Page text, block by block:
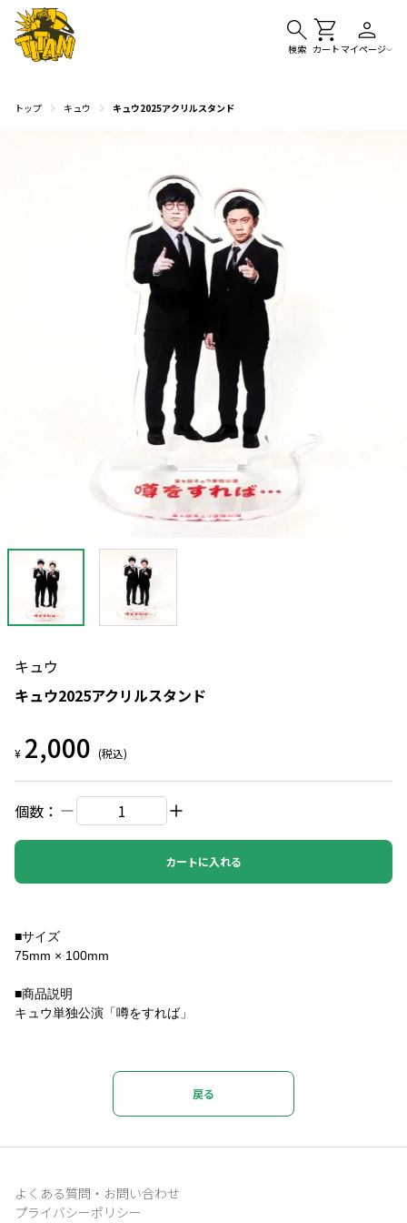
検索 カート マイページ
トップ キュウ キュウ2025アクリルスタンド
キュウ
キュウ2025アクリルスタンド
¥ 2,000 (税込)
個数：
カートに入れる
■サイズ
75mm × 100mm
■商品説明
キュウ単独公演「噂をすれば」
戻る
よくある質問・お問い合わせ
プライバシーポリシー